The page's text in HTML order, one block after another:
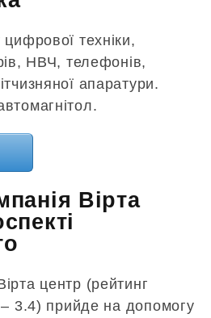
техніки,
НВЧ, телефонів,
апаратури.
Вірта
центр (рейтинг
– 3.4) прийде на допомогу